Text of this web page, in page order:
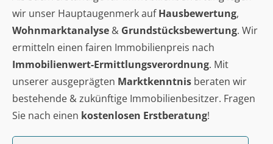
wir unser Hauptaugenmerk aufHausbewertung,
Wohnmarktanalyse & Grundstücksbewertung. Wir
ermitteln einen fairen Immobilienpreis nach
Immobilienwert-Ermittlungsverordnung. Mit
unserer ausgeprägten Marktkenntnis beraten wir
bestehende & zukünftige Immobilienbesitzer. Fragen
Sie nach einen kostenlosen Erstberatung!